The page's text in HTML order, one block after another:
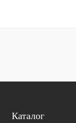
Купить в 1 клик
Каталог